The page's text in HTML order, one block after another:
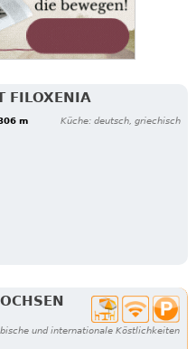
FILOXENIA
m Küche: deutsch, griechisch
und internationale Köstlichkeiten